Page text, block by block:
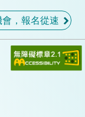
，報名從速